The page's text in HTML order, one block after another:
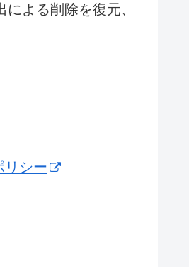
による削除を復元、
リシー